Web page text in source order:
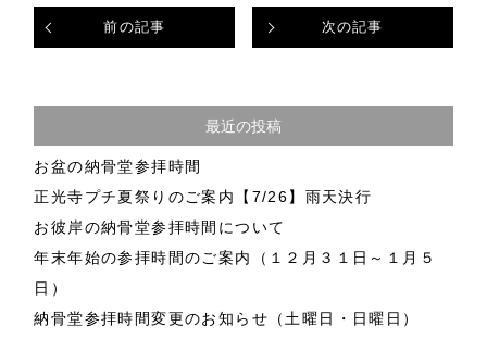
前の記事 次の記事
最近の投稿
お盆の納骨堂参拝時間
正光寺プチ夏祭りのご案内【7/26】雨天決行
お彼岸の納骨堂参拝時間について
年末年始の参拝時間のご案内（１２月３１日～１月５
日）
納骨堂参拝時間変更のお知らせ（土曜日・日曜日）